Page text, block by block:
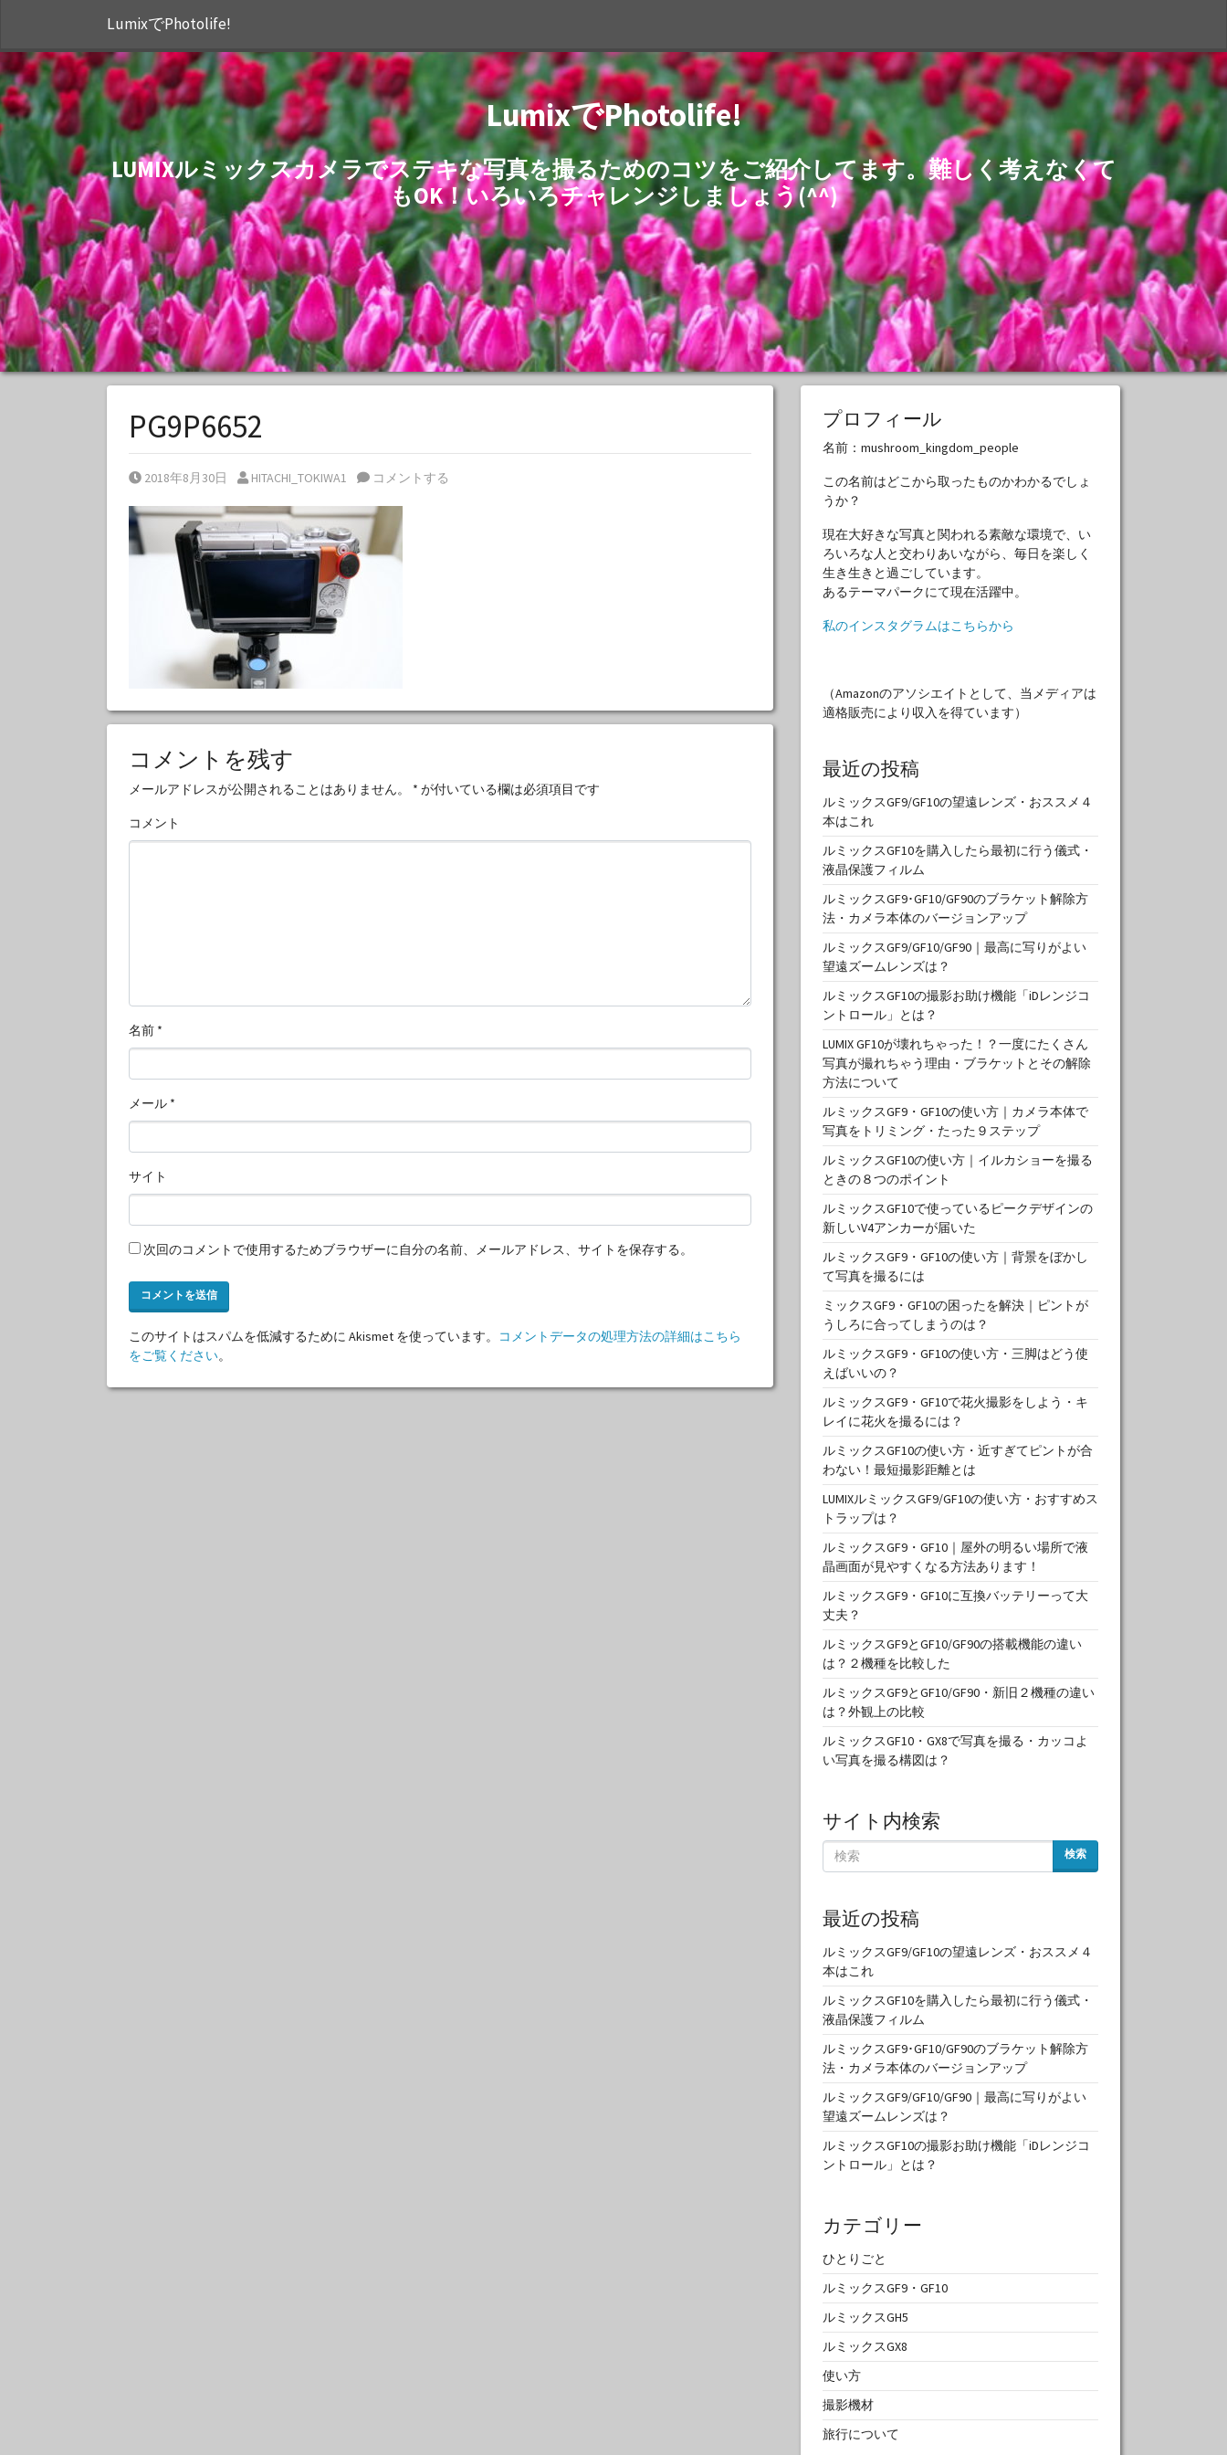
LumixでPhotolife!
LumixでPhotolife!
LUMIXルミックスカメラでステキな写真を撮るためのコツをご紹介してます。難しく考えなくて
もOK！いろいろチャレンジしましょう(^^)
PG9P6652
Posted on
2018年8月30日 Posted by
HITACHI_TOKIWA1 コメントする
コメントを残す
メールアドレスが公開されることはありません。 * が付いている欄は必須項目です
コメント
名前 *
メール *
サイト
次回のコメントで使用するためブラウザーに自分の名前、メールアドレス、サイトを保存する。
このサイトはスパムを低減するために Akismet を使っています。
コメントデータの処理方法の詳細はこちら
をご覧ください。
プロフィール
名前：mushroom_kingdom_people
この名前はどこから取ったものかわかるでしょ
うか？
現在大好きな写真と関われる素敵な環境で、い
ろいろな人と交わりあいながら、毎日を楽しく
生き生きと過ごしています。
あるテーマパークにて現在活躍中。
私のインスタグラムはこちらから
（Amazonのアソシエイトとして、当メディアは
適格販売により収入を得ています）
最近の投稿
ルミックスGF9/GF10の望遠レンズ・おススメ４
本はこれ
ルミックスGF10を購入したら最初に行う儀式・
液晶保護フィルム
ルミックスGF9･GF10/GF90のブラケット解除方
法・カメラ本体のバージョンアップ
ルミックスGF9/GF10/GF90｜最高に写りがよい
望遠ズームレンズは？
ルミックスGF10の撮影お助け機能「iDレンジコ
ントロール」とは？
LUMIX GF10が壊れちゃった！？一度にたくさん
写真が撮れちゃう理由・ブラケットとその解除
方法について
ルミックスGF9・GF10の使い方｜カメラ本体で
写真をトリミング・たった９ステップ
ルミックスGF10の使い方｜イルカショーを撮る
ときの８つのポイント
ルミックスGF10で使っているピークデザインの
新しいV4アンカーが届いた
ルミックスGF9・GF10の使い方｜背景をぼかし
て写真を撮るには
ミックスGF9・GF10の困ったを解決｜ピントが
うしろに合ってしまうのは？
ルミックスGF9・GF10の使い方・三脚はどう使
えばいいの？
ルミックスGF9・GF10で花火撮影をしよう・キ
レイに花火を撮るには？
ルミックスGF10の使い方・近すぎてピントが合
わない！最短撮影距離とは
LUMIXルミックスGF9/GF10の使い方・おすすめス
トラップは？
ルミックスGF9・GF10｜屋外の明るい場所で液
晶画面が見やすくなる方法あります！
ルミックスGF9・GF10に互換バッテリーって大
丈夫？
ルミックスGF9とGF10/GF90の搭載機能の違い
は？２機種を比較した
ルミックスGF9とGF10/GF90・新旧２機種の違い
は？外観上の比較
ルミックスGF10・GX8で写真を撮る・カッコよ
い写真を撮る構図は？
サイト内検索
検索
最近の投稿
ルミックスGF9/GF10の望遠レンズ・おススメ４
本はこれ
ルミックスGF10を購入したら最初に行う儀式・
液晶保護フィルム
ルミックスGF9･GF10/GF90のブラケット解除方
法・カメラ本体のバージョンアップ
ルミックスGF9/GF10/GF90｜最高に写りがよい
望遠ズームレンズは？
ルミックスGF10の撮影お助け機能「iDレンジコ
ントロール」とは？
カテゴリー
ひとりごと
ルミックスGF9・GF10
ルミックスGH5
ルミックスGX8
使い方
撮影機材
旅行について